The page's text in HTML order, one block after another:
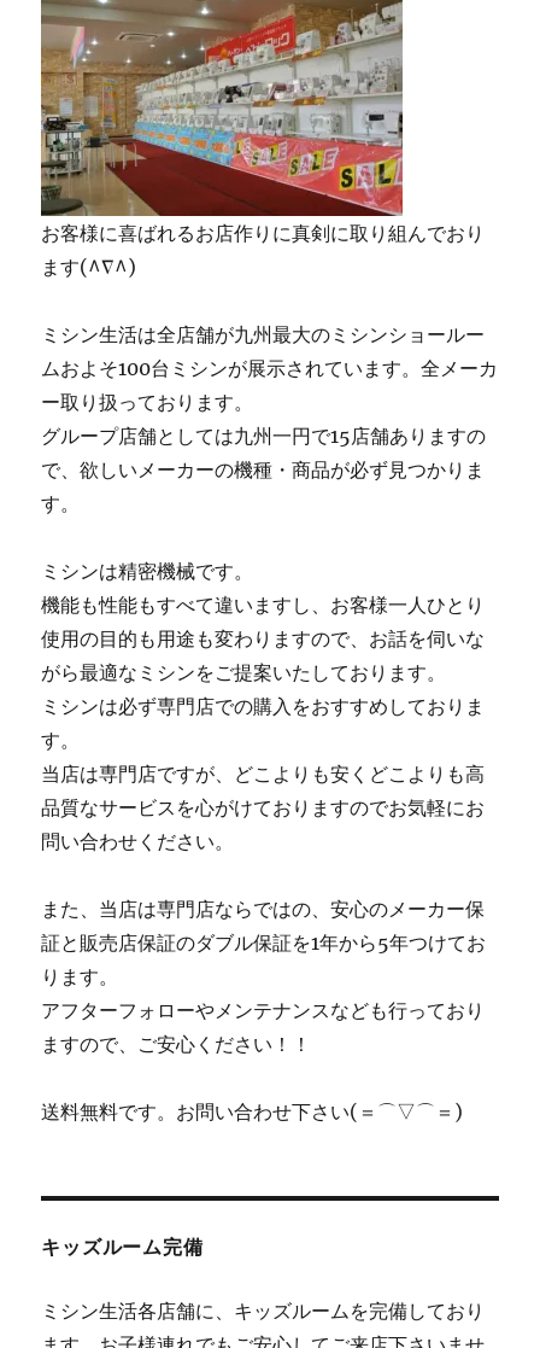
お客様に喜ばれるお店作りに真剣に取り組んでおり
ます(^∇^)
ミシン生活は全店舗が九州最大のミシンショールー
ムおよそ100台ミシンが展示されています。全メーカ
ー取り扱っております。
グループ店舗としては九州一円で15店舗ありますの
で、欲しいメーカーの機種・商品が必ず見つかりま
す。
ミシンは精密機械です。
機能も性能もすべて違いますし、お客様一人ひとり
使用の目的も用途も変わりますので、お話を伺いな
がら最適なミシンをご提案いたしております。
ミシンは必ず専門店での購入をおすすめしておりま
す。
当店は専門店ですが、どこよりも安くどこよりも高
品質なサービスを心がけておりますのでお気軽にお
問い合わせください。
また、当店は専門店ならではの、安心のメーカー保
証と販売店保証のダブル保証を1年から5年つけてお
ります。
アフターフォローやメンテナンスなども行っており
ますので、ご安心ください！！
送料無料です。お問い合わせ下さい(＝⌒▽⌒＝)
キッズルーム完備
ミシン生活各店舗に、キッズルームを完備しており